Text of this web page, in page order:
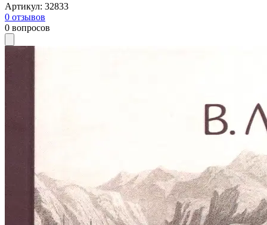
Артикул: 32833
0 отзывов
0 вопросов